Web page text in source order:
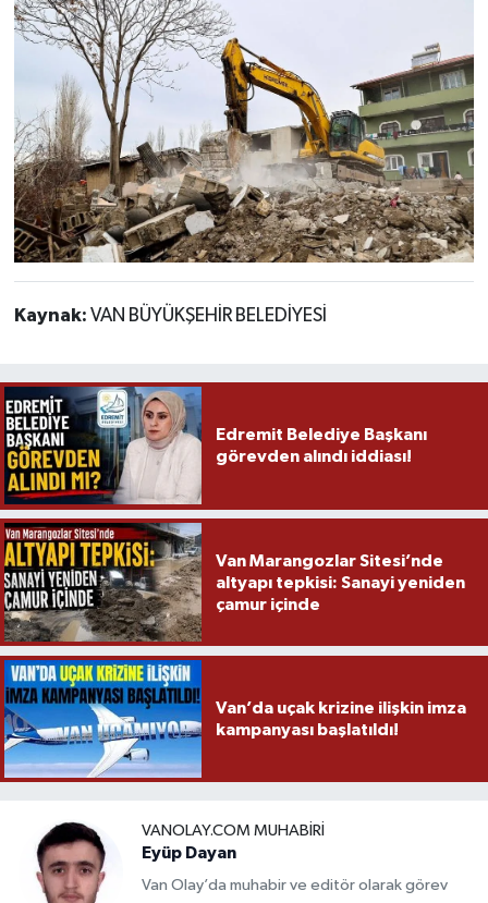
Kaynak: VAN BÜYÜKŞEHİR BELEDİYESİ
Edremit Belediye Başkanı
görevden alındı iddiası!
Van Marangozlar Sitesi’nde
altyapı tepkisi: Sanayi yeniden
çamur içinde
Van’da uçak krizine ilişkin imza
kampanyası başlatıldı!
VANOLAY.COM MUHABIRI
Eyüp Dayan
Van Olay’da muhabir ve editör olarak görev